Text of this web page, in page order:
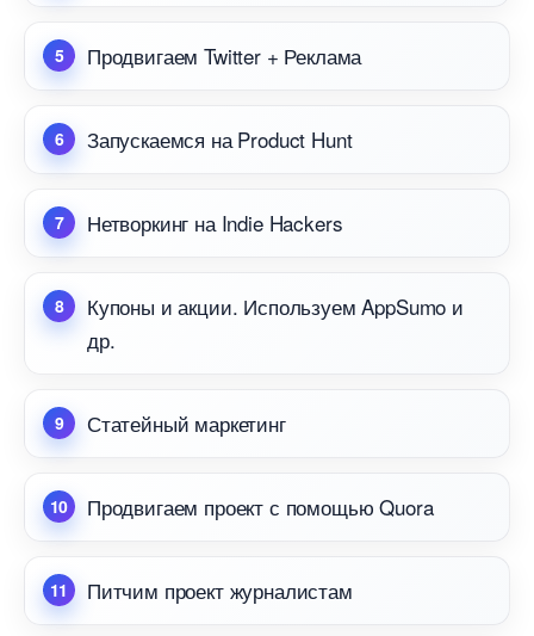
Продвигаем Twitter + Реклама
Запускаемся на Product Hunt
Нетворкинг на Indie Hackers
Купоны и акции. Используем AppSumo и
др.
Статейный маркетин
Продвигаем проект с помощью Quora
Питчим проект журналистам